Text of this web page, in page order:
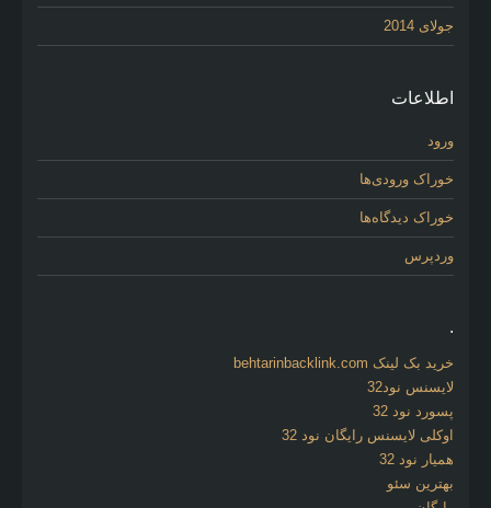
جولای 2014
اطلاعات
ورود
خوراک ورودی‌ها
خوراک دیدگاه‌ها
وردپرس
.
خرید بک لینک behtarinbacklink.com
لایسنس نود32
پسورد نود 32
اوکلی لایسنس رایگان نود 32
همیار نود 32
بهترین سئو